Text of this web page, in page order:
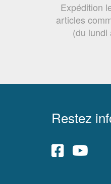
Expédition
articles
(du lundi
Restez